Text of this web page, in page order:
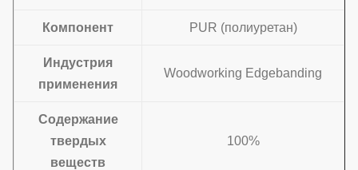
Компонент PUR (полиуретан)
Индустрия
применения
Woodworking Edgebanding
Содержание
твердых
веществ
100%